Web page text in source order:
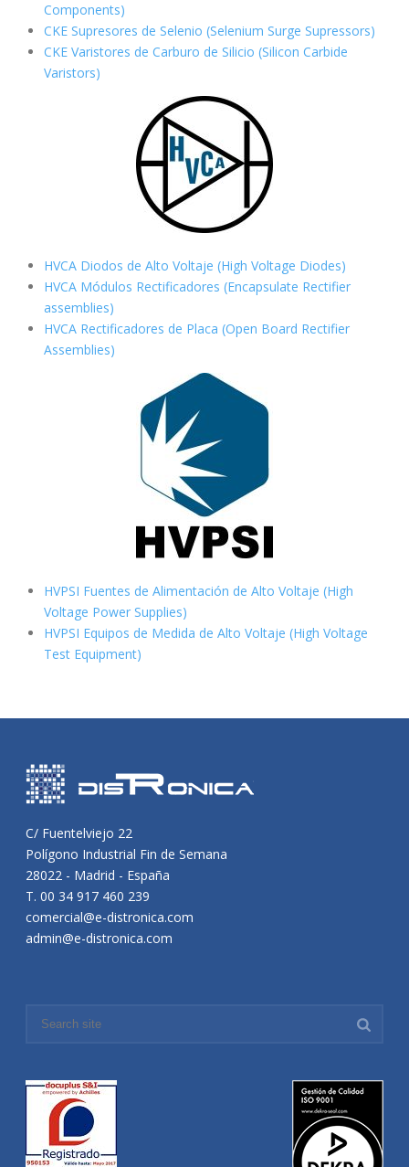
Components)
CKE Supresores de Selenio (Selenium Surge Supressors)
CKE Varistores de Carburo de Silicio (Silicon Carbide
Varistors)
HVCA Diodos de Alto Voltaje (High Voltage Diodes)
HVCA Módulos Rectificadores (Encapsulate Rectifier
assemblies)
HVCA Rectificadores de Placa (Open Board Rectifier
Assemblies)
HVPSI Fuentes de Alimentación de Alto Voltaje (High
Voltage Power Supplies)
HVPSI Equipos de Medida de Alto Voltaje (High Voltage
Test Equipment)
C/ Fuentelviejo 22
Polígono Industrial Fin de Semana
28022 - Madrid - España
T. 00 34 917 460 239
comercial@e-distronica.com
admin@e-distronica.com